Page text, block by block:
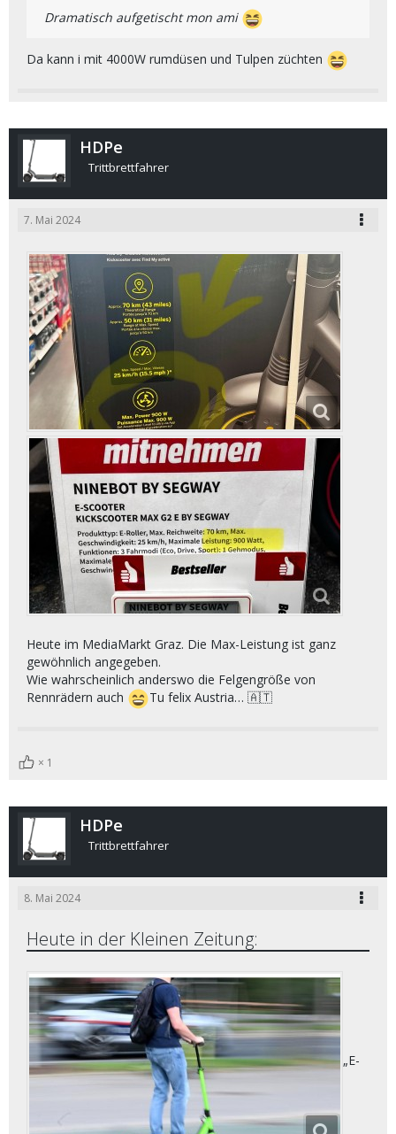
Dramatisch aufgetischt mon ami
Da kann i mit 4000W rumdüsen und Tulpen züchten
HDPe
Trittbrettfahrer
7. Mai 2024
Heute im MediaMarkt Graz. Die Max-Leistung ist ganz
gewöhnlich angegeben.
Wie wahrscheinlich anderswo die Felgengröße von
Rennrädern auch
Tu felix Austria… 🇦🇹
1
HDPe
Trittbrettfahrer
8. Mai 2024
Heute in der Kleinen Zeitung:
„E-